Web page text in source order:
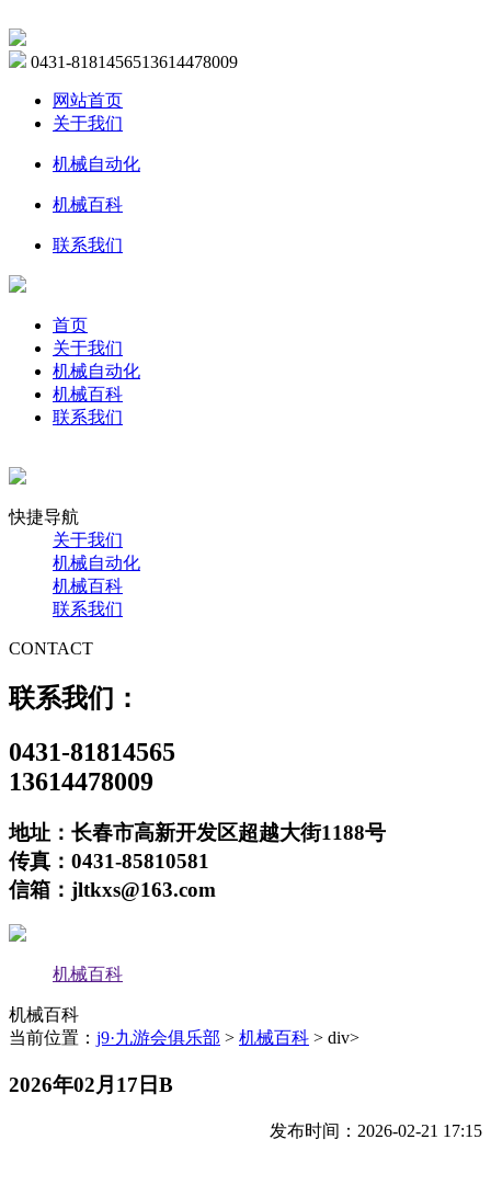
0431-8181456513614478009
网站首页
关于我们
机械自动化
机械百科
联系我们
首页
关于我们
机械自动化
机械百科
联系我们
快捷导航
关于我们
机械自动化
机械百科
联系我们
CONTACT
联系我们：
0431-81814565
13614478009
地址：长春市高新开发区超越大街1188号
传真：0431-85810581
信箱：jltkxs@163.com
机械百科
机械百科
当前位置： j9·九游会俱乐部 > 机械百科 > div>
2026年02月17日B
发布时间：2026-02-21 17:15